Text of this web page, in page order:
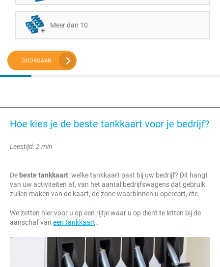
Meer dan 10
DOORGAAN
Hoe kies je de beste tankkaart voor je bedrijf?
Leestijd: 2 min
De beste tankkaart: welke tankkaart past bij uw bedrijf? Dit hangt
van uw activiteiten af, van het aantal bedrijfswagens dat gebruik
zullen maken van de kaart, de zone waarbinnen u opereert, etc.
We zetten hier voor u op een rijtje waar u op dient te letten bij de
aanschaf van een tankkaart .